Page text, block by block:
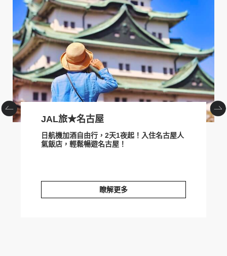
prev next
JAL旅★名古屋
日航機加酒自由行，2天1夜起！入住名古屋人
氣飯店，輕鬆暢遊名古屋！
瞭解更多